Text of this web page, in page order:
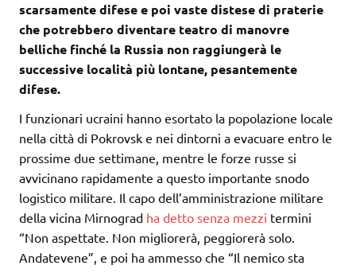
scarsamente difese e poi vaste distese di praterie
che potrebbero diventare teatro di manovre
belliche finché la Russia non raggiungerà le
successive località più lontane, pesantemente
difese.
I funzionari ucraini hanno esortato la popolazione locale
nella città di Pokrovsk e nei dintorni a evacuare entro le
prossime due settimane, mentre le forze russe si
avvicinano rapidamente a questo importante snodo
logistico militare. Il capo dell’amministrazione militare
della vicina Mirnograd ha detto senza mezzi termini
“Non aspettate. Non migliorerà, peggiorerà solo.
Andatevene”, e poi ha ammesso che “Il nemico sta